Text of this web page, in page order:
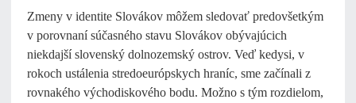
Zmeny v identite Slovákov môžem sledovať predovšetkým
v porovnaní súčasného stavu Slovákov obývajúcich
niekdajší slovenský dolnozemský ostrov. Veď kedysi, v
rokoch ustálenia stredoeurópskych hraníc, sme začínali z
rovnakého východiskového bodu. Možno s tým rozdielom,